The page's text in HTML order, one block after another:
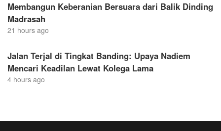
Membangun Keberanian Bersuara dari Balik Dinding
Madrasah
21 hours ago
Jalan Terjal di Tingkat Banding: Upaya Nadiem
Mencari Keadilan Lewat Kolega Lama
4 hours ago